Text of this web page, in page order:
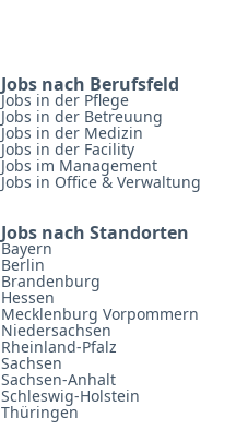
Jobs nach Berufsfeld
Jobs in der Pflege
Jobs in der Betreuung
Jobs in der Medizin
Jobs in der Facility
Jobs im Management
Jobs in Office & Verwaltung
Jobs nach Standorten
Bayern
Berlin
Brandenburg
Hessen
Mecklenburg Vorpommern
Niedersachsen
Rheinland-Pfalz
Sachsen
Sachsen-Anhalt
Schleswig-Holstein
Thüringen